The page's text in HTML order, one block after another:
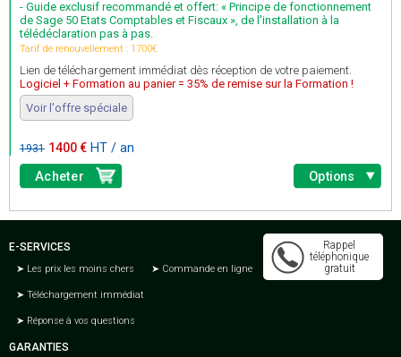
- Guide exclusif recommandé et offert: « Principe de fonctionnement
de Sage 50 Etats Comptables et Fiscaux », de l'installation à la
télédéclaration pas à pas.
Tarif de renouvellement : 1700€
Lien de téléchargement immédiat dès réception de votre paiement.
Logiciel + Formation au panier = 35% de remise sur la Formation !
Voir l'offre spéciale
1931 1400 € HT / an
Acheter Options
Rappel
téléphonique
gratuit
E-SERVICES
Les prix les moins chers Commande en ligne
Téléchargement immédiat
Réponse à vos questions
GARANTIES